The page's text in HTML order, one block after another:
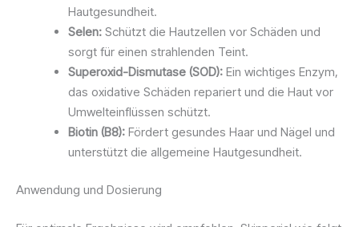
Hautgesundheit.
Selen: Schützt die Hautzellen vor Schäden und
sorgt für einen strahlenden Teint.
Superoxid-Dismutase (SOD): Ein wichtiges Enzym,
das oxidative Schäden repariert und die Haut vor
Umwelteinflüssen schützt.
Biotin (B8): Fördert gesundes Haar und Nägel und
unterstützt die allgemeine Hautgesundheit.
Anwendung und Dosierung